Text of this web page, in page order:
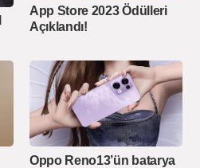
App Store 2023 Ödülleri
Açıklandı!
Oppo Reno13’ün batarya